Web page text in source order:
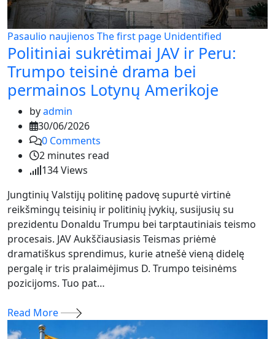
Pasaulio naujienos The first page Unidentified
Politiniai sukrėtimai JAV ir Peru:
Trumpo teisinė drama bei
permainos Lotynų Amerikoje
byadmin
30/06/2026
0 Comments
2 minutes read
134Views
Jungtinių Valstijų politinę padovę supurtė virtinė
reikšmingų teisinių ir politinių įvykių, susijusių su
prezidentu Donaldu Trumpu bei tarptautiniais teismo
procesais. JAV Aukščiausiasis Teismas priėmė
dramatiškus sprendimus, kurie atnešė vieną didelę
pergalę ir tris pralaimėjimus D. Trumpo teisinėms
pozicijoms. Tuo pat…
Read More